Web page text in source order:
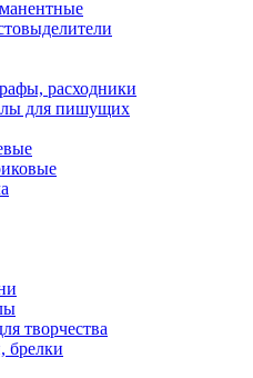
расходники
для пишущих
творчества
брелки